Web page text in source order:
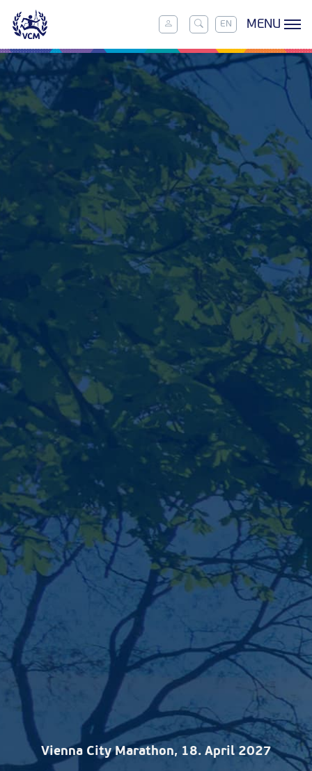
EN MENU
Vienna City Marathon, 18. April 2027